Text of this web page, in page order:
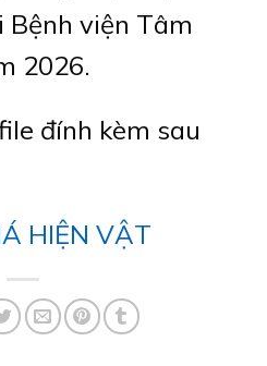
viện Tâm
2026.
đính kèm sau
HIỆN VẬT